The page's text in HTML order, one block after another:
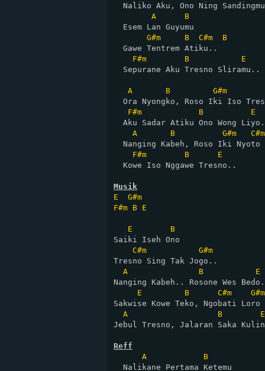
Naliko Aku, Ono Ning
A
B
  Esem Lan Guyumu
G#m
B C#m
B
  Gawe Tentrem Atiku..
F#m
B
E
  Sepurane Aku Tresno Sliramu..
A B G#m
Ora Nyongko, Roso Iki Iso
F#m
B
E
Aku Sadar Atiku Ono Wong
A
B G#m
C#m
  Nanging Kabeh, Roso Iki Nyoto
F#m
B
E
  Kowe Iso Nggawe Tresno..
Musik
E
G#m
F#m B E
E
B
Saiki Iseh Ono
C#m
G#m
Tresno Sing Tak Jogo..
A
B
E
Nanging Kabeh.. Rosone Wes
E
B C#m
G#m
Sakwise Kowe Teko, Ngobati Loro
A
B
E
Jebul Tresno, Jalaran Saka
Reff
A
B
  Nalikane Pertama Ketemu